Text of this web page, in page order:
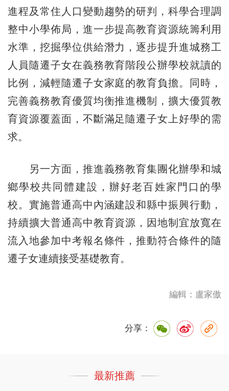
進程及常住人口變動趨勢的研判，科學合理調
整中小學佈局，進一步提高教育資源統籌利用
水準，挖掘學位供給潛力，逐步提升進城務工
人員隨遷子女在義務教育階段公辦學校就讀的
比例，減輕隨遷子女家庭的教育負擔。同時，
完善義務教育優質均衡推進機制，擴大優質教
育資源覆蓋面，不斷滿足隨遷子女上好學的需
求。
另一方面，推進義務教育集團化辦學和城
鄉學校共同體建設，辦好老百姓家門口的學
校。實施普通高中內涵建設和縣中振興行動，
持續擴大普通高中教育資源，因地制宜放寬在
流入地參加中考報名條件，推動符合條件的隨
遷子女連續接受基礎教育。
編輯：盧家傲
分享：
最新推薦